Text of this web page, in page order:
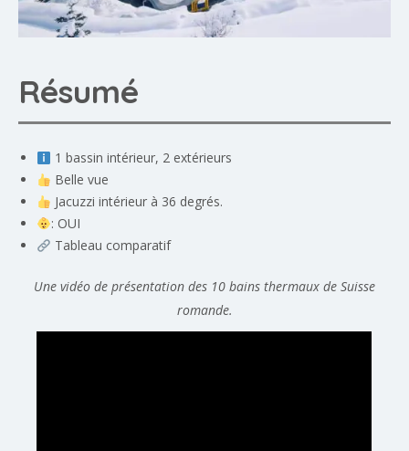
Résumé
1 bassin intérieur, 2 extérieurs
Belle vue
Jacuzzi intérieur à 36 degrés.
: OUI
Tableau comparatif
Une vidéo de présentation des 10 bains thermaux de Suisse
romande.